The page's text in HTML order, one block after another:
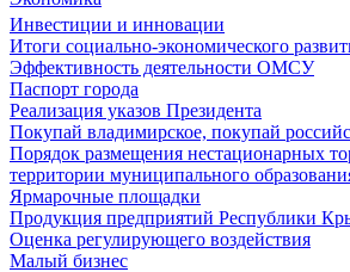
Инвестиции и инновации
Итоги социально-экономического
Эффективность деятельности ОМСУ
Паспорт города
Реализация указов Президента
Покупай владимирское, покупай
Порядок размещения нестационарных
территории муниципального
Ярмарочные площадки
Продукция предприятий Республики
Оценка регулирующего воздействия
Малый бизнес